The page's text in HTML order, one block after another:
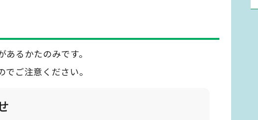
るかたのみです。
ご注意ください。